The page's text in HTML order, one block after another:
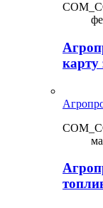
карту